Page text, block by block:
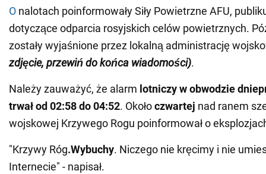
O nalotach poinformowały Siły Powietrzne AFU,
dotyczące odparcia rosyjskich celów powietrznych.
zostały wyjaśnione przez lokalną administrację
zdjęcie, przewiń do końca wiadomości).
Należy zauważyć, że alarm lotniczy w obwodzie
trwał od 02:58 do 04:52. Okołoczwartej nad ranem
wojskowej Krzywego Rogu poinformował o
"Krzywy Róg.Wybuchy. Niczego nie kręcimy i nie
Internecie" - napisał.